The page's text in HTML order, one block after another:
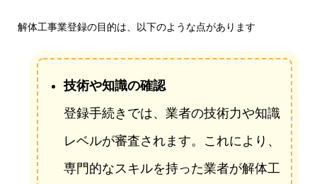
解体工事業登録の目的は、以下のような点があります
技術や知識の確認
登録手続きでは、業者の技術力や知識
レベルが審査されます。これにより、
専門的なスキルを持った業者が解体工